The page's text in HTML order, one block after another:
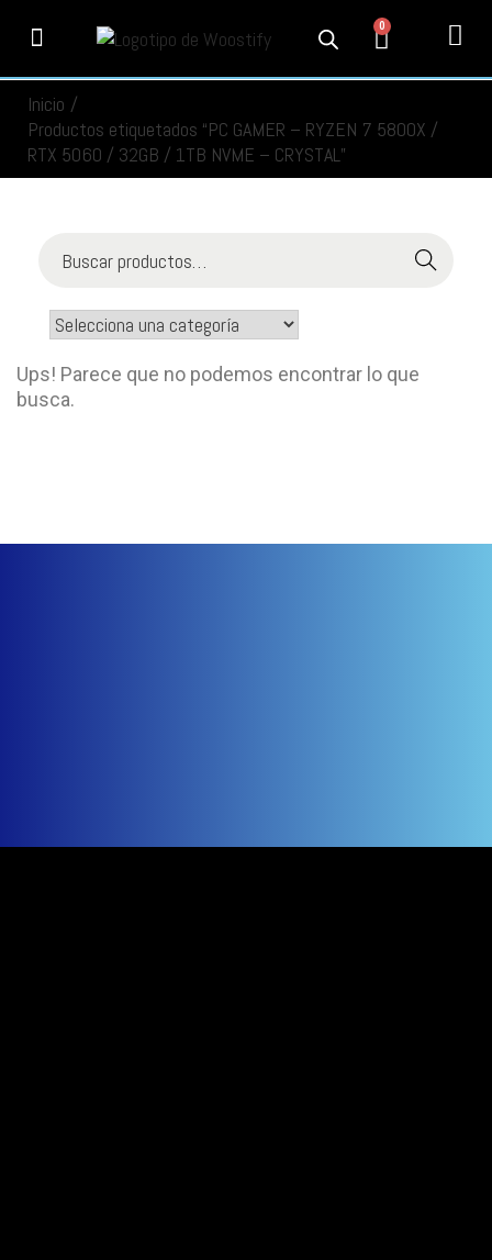
0
Inicio /
Productos etiquetados “PC GAMER – RYZEN 7 5800X /
RTX 5060 / 32GB / 1TB NVME – CRYSTAL”
Buscar
Ups! Parece que no podemos encontrar lo que
busca.